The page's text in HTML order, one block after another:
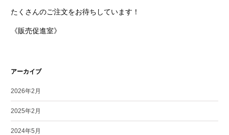
たくさんのご注文をお待ちしています！
《販売促進室》
アーカイブ
2026年2月
2025年2月
2024年5月